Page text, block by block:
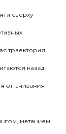
сверху -
траектория
назад,
оттачивания
метанием